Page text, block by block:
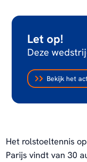
Let op!
Deze
Bekijk het
Het rolstoeltennis
Parijs vindt van 30